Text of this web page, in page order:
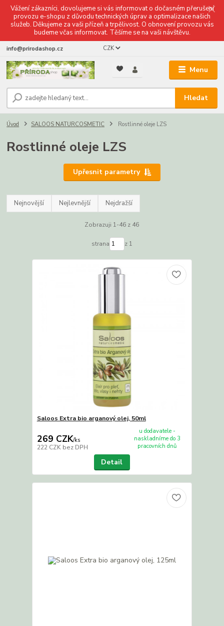
Vážení zákazníci, dovolujeme si vás informovat o dočasném přerušení
provozu e-shopu z důvodu technických úprav a optimalizace našich
služeb. Děkujeme za vaši přízeň a trpělivost. O obnovení provozu vás
budeme včas informovat. Těšíme se na vaši návštěvu.
Menu
CZK
Hledat
info@prirodashop.cz
Úvod SALOOS NATURCOSMETIC Rostlinné oleje LZS
Rostlinné oleje LZS
Upřesnit parametry
Nejnovější Nejlevnější Nejdražší
Zobrazuji 1-46 z 46
strana z 1
Saloos Extra bio arganový olej, 50ml
269 CZK/ks
222 CZK bez DPH
u dodavatele -
naskladníme do 3
pracovních dnů
Detail